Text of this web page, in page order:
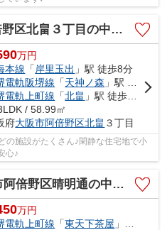
北畠３丁目の中古一戸建
万円
本線 「 岸里玉出 」駅 徒歩8分
電軌阪堺線 「天神ノ森 」駅 徒歩5分
電軌上町線 「北畠 」駅 徒歩7分
/ 58.99㎡
府大阪市阿倍野区北畠 ３丁目
の施設がたくさん♪閑静な住宅地で小
心♪
野区晴明通の中古テラスハウス
万円
電軌上町線 「東天下茶屋 」駅 徒歩5分